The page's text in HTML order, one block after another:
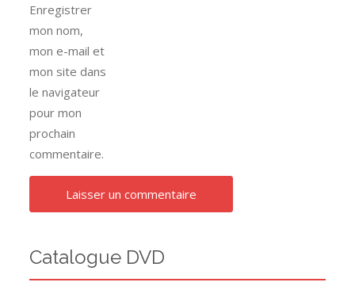
Enregistrer
mon nom,
mon e-mail et
mon site dans
le navigateur
pour mon
prochain
commentaire.
Catalogue DVD